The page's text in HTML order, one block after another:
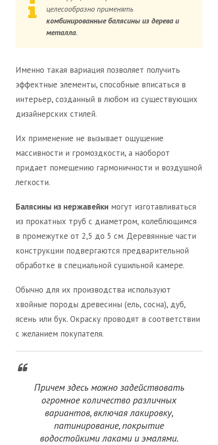
целесообразно применять
комбинированные балясины из дерева и
металла.
Именно такая вариация позволяет получить
эффектные элементы, способные вписаться в
интерьер, созданный в любом из существующих
дизайнерских стилей.
Их применение не вызывает ощущение
массивности и громоздкости, а наоборот
придает помещению гармоничности и воздушной
легкости.
Балясины из нержавейки могут изготавливаться
из прокатных труб с диаметром, колеблющимся
в промежутке от 2,5 до 5 см. Деревянные части
конструкции подвергаются предварительной
обработке в специальной сушильной камере.
Обычно для их производства используют
хвойные породы древесины (ель, сосна), дуб,
ясень или бук. Окраску проводят в соответствии
с желанием покупателя.
Причем здесь можно задействовать
огромное количество различных
вариантов, включая лакировку,
патинирование, покрытие
водостойкими лаками и эмалями.